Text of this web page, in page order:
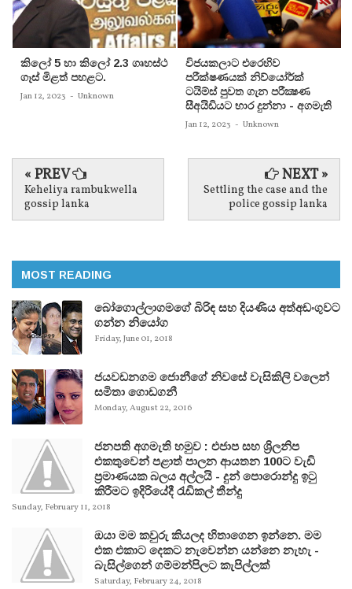
කිලෝ 5 හා කිලෝ 2.3 ගෘහස්ථ
ගෑස් මිළත් පහළට.
Jan 12, 2023 - Unknown
විජයකලාට එරෙහිව
පරීක්‌ෂණයක්‌ නිව්යෝර්ක්‌
ටයිම්ස්‌ පුවත ගැන පරීක්‍ෂණ
සීඅයිඩියට භාර දුන්නා - අගමැති
Jan 12, 2023 - Unknown
« PREV
Keheliya rambukwella
gossip lanka
NEXT »
Settling the case and the
police gossip lanka
MOST READING
බෝගොල්ලාගමගේ බිරිඳ සහ දියණිය අත්අඩංගුවට
ගන්න නියෝග
Friday, June 01, 2018
ජයවඩනගම ජොනීගේ නිවසේ වැසිකිලි වලෙන්
සමිතා ගොඩගනී
Monday, August 22, 2016
ජනපති අගමැති හමුව : එජාප සහ ශ්‍රිලනිප
එකතුවෙන් පළාත් පාලන ආයතන 100ට වැඩි
ප්‍රමාණයක බලය අල්ලයි - දුන් පොරොන්දු ඉටු
කිරීමට ඉදිරියේදී රැඩිකල් තීන්දු
Sunday, February 11, 2018
ඔයා මම කවුරු කියලද හිතාගෙන ඉන්නෙ. මම
එක එකාට දෙකට නැවෙන්න යන්නෙ නැහැ -
බැසිල්ගෙන් ගම්මන්පිලට කැපිල්ලක්
Saturday, February 24, 2018